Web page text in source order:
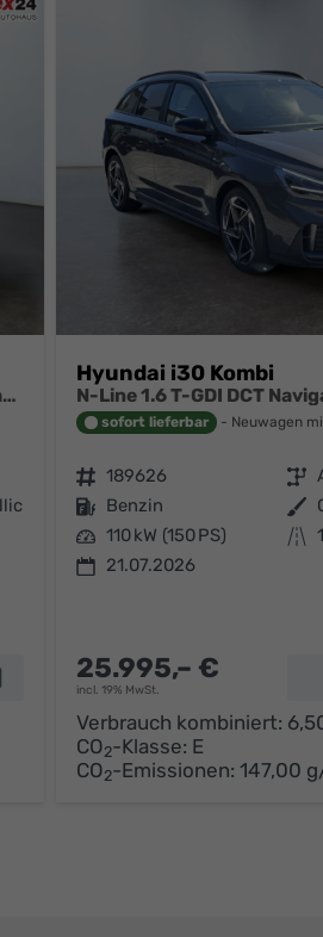
XL Plus 1,5 130 MAX EAT8 Klima Rückfahrkamera Einparkhilfe Navigation Sitzheizung Keyless
Fahrzeug parken
Hyundai i30 Kombi
sofort lieferbar Neuwagen
Fahrzeugnr. 189626 Getriebe
Kraftstoff Benzin Außenfarbe
Leistung 110 kW (150 PS) Kilometerstand
21.07.2026
25.995,– €
incl. 19% MwSt.
Verbrauch kombiniert:
CO2-Klasse: E
CO2-Emissionen: 147,00